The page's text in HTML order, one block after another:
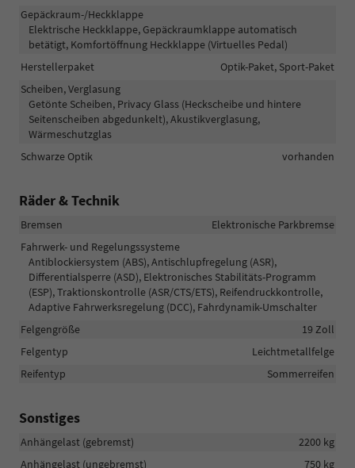
Gepäckraum-/Heckklappe
Elektrische Heckklappe, Gepäckraumklappe automatisch
betätigt, Komfortöffnung Heckklappe (Virtuelles Pedal)
Herstellerpaket
Optik-Paket, Sport-Paket
Scheiben, Verglasung
Getönte Scheiben, Privacy Glass (Heckscheibe und hintere
Seitenscheiben abgedunkelt), Akustikverglasung,
Wärmeschutzglas
Schwarze Optik
vorhanden
Räder & Technik
Bremsen
Elektronische Parkbremse
Fahrwerk- und Regelungssysteme
Antiblockiersystem (ABS), Antischlupfregelung (ASR),
Differentialsperre (ASD), Elektronisches Stabilitäts-Programm
(ESP), Traktionskontrolle (ASR/CTS/ETS), Reifendruckkontrolle,
Adaptive Fahrwerksregelung (DCC), Fahrdynamik-Umschalter
Felgengröße
19 Zoll
Felgentyp
Leichtmetallfelge
Reifentyp
Sommerreifen
Sonstiges
Anhängelast (gebremst)
2200 kg
Anhängelast (ungebremst)
750 kg